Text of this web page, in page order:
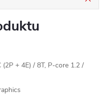
+ 4E) / 8T, P-core 1.2 /